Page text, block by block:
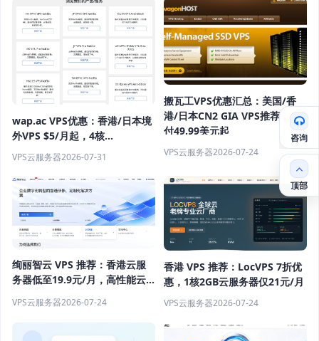
wap.ac VPS优惠：香港/日本境
外VPS $5/月起，4核
8GB+NVMe+1Gbps端口
VPS云服务器2026-07-31
搬瓦工VPS优惠汇总：美国/香
港/日本CN2 GIA VPS推荐，年
付49.99美元起
VPS云服务器2026-07-24
绚丽智云 VPS 推荐：香港云服
务器低至19.9元/月，高性能云
VPS云服务器2026-07-24
香港 VPS 推荐：LocVPS 7折优
惠，1核2GB云服务器仅21元/月
VPS云服务器2026-07-24
咨询
顶部